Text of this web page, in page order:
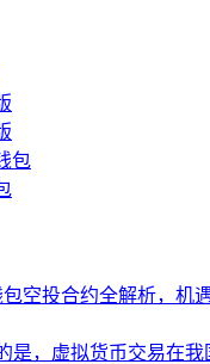
包
包空投合约全解析，机
是，虚拟货币交易在